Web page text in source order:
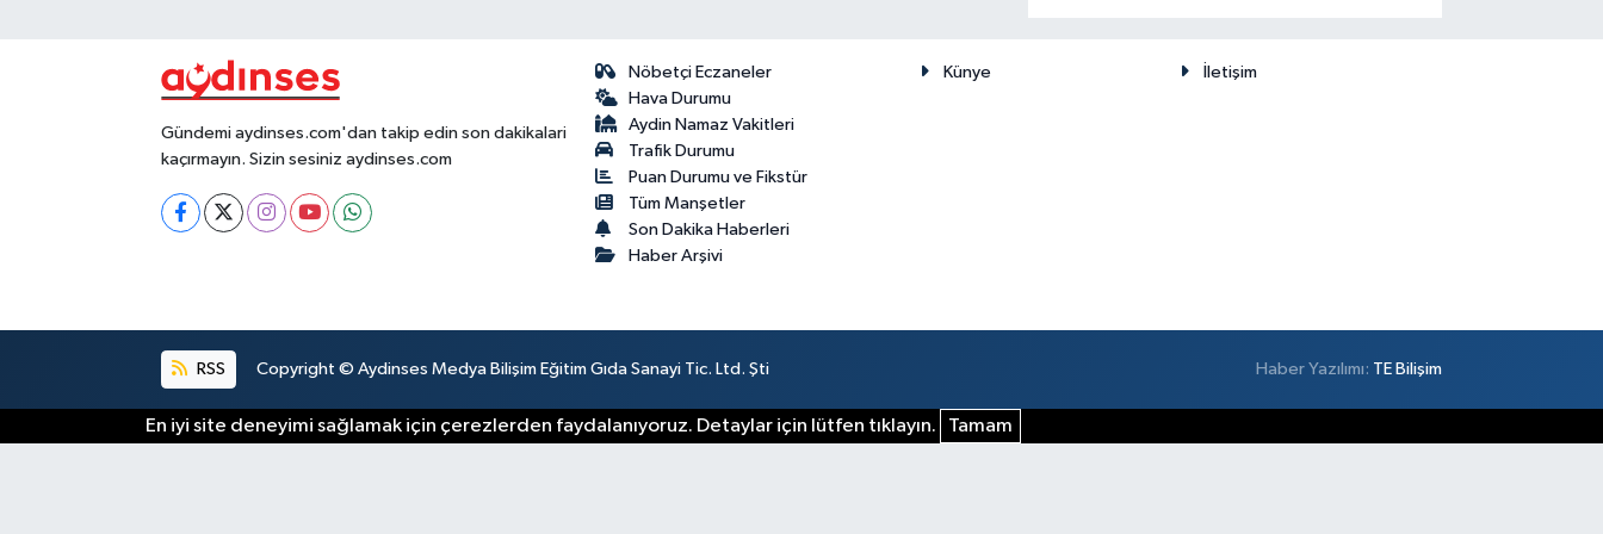
Gündemi aydinses.com'dan takip edin son dakikalari
kaçırmayın. Sizin sesiniz aydinses.com
Nöbetçi Eczaneler
Hava Durumu
Aydin Namaz Vakitleri
Trafik Durumu
Puan Durumu ve Fikstür
Tüm Manşetler
Son Dakika Haberleri
Haber Arşivi
Künye İletişim
RSS Copyright © Aydinses Medya Bilişim Eğitim Gıda Sanayi Tic. Ltd. Şti Haber Yazılımı: TE Bilişim
En iyi site deneyimi sağlamak için çerezlerden faydalanıyoruz. Detaylar için lütfen tıklayın. Tamam